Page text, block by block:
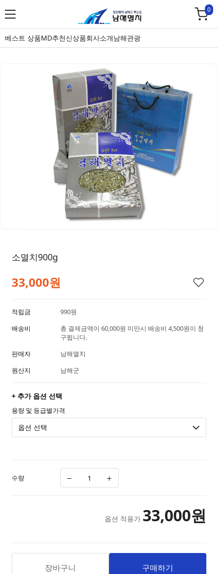
0
베스트 상품MD추천신상품회사소개남해관광
소멸치900g
33,000원
적립금
990원
배송비
총 결제금액이 60,000원 미만시 배송비 4,500원이 청
구됩니다.
판매자
남해멸치
원산지
남해군
+ 추가 옵션 선택
용량 및 등급별가격
수량
옵션 적용가 33,000원
장바구니 구매하기